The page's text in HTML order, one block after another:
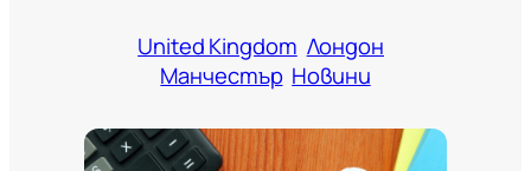
United Kingdom Лондон
Манчестър Новини